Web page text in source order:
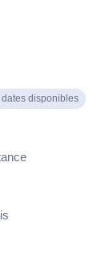
dates disponibles